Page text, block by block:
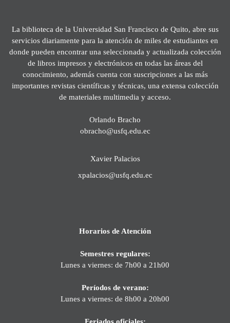
La biblioteca de la Universidad San Francisco de Quito, abre sus
servicios diariamente para la atención de miles de estudiantes en
donde pueden encontrar una seleccionada y actualizada colección
de libros impresos y electrónicos en todas las áreas del
conocimiento, además cuenta con suscripciones a las más
importantes revistas científicas y técnicas, una extensa colección
de materiales multimedia y acceso.
Orlando Bracho
obracho@usfq.edu.ec
Xavier Palacios
xpalacios@usfq.edu.ec
Horarios de Atención
Semestres regulares:
Lunes a viernes: de 7h00 a 21h00
Períodos de verano:
Lunes a viernes: de 8h00 a 20h00
Feriados oficiales: